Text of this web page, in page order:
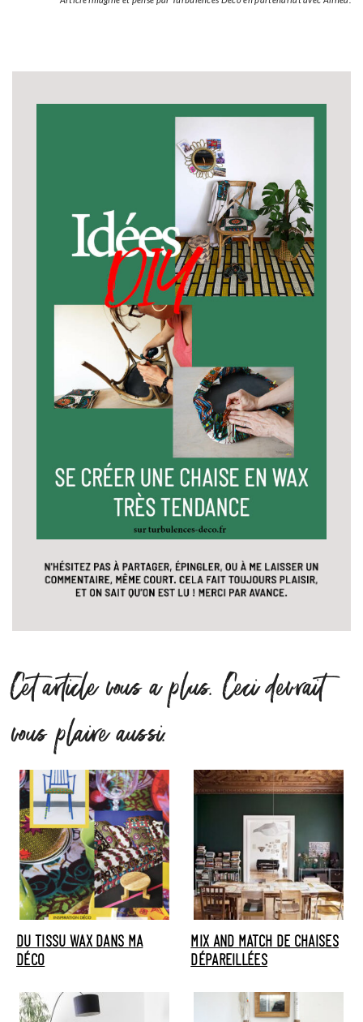
Cet article vous a plus. Ceci devrait
vous plaire aussi.
DU TISSU WAX DANS MA
DÉCO
MIX AND MATCH DE CHAISES
DÉPAREILLÉES